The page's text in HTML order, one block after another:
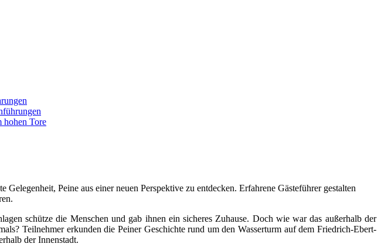
hohen Tore
Peine aus einer neuen Perspektive zu entdecken. Erfahrene Gästeführer gestalten
schütze die Menschen und gab ihnen ein sicheres Zuhause. Doch wie war das außerhalb der
Teilnehmer erkunden die Peiner Geschichte rund um den Wasserturm auf dem Friedrich-Ebert-
der Innenstadt.